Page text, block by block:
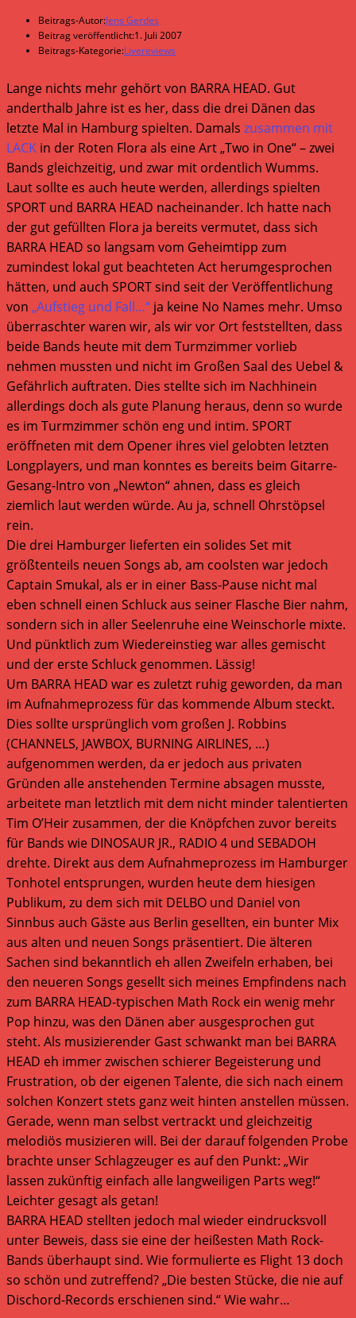
Beitrags-Autor:Jens Gerdes
Beitrag veröffentlicht:1. Juli 2007
Beitrags-Kategorie:Livereviews
Lange nichts mehr gehört von BARRA HEAD. Gut
anderthalb Jahre ist es her, dass die drei Dänen das
letzte Mal in Hamburg spielten. Damals zusammen mit
LACK in der Roten Flora als eine Art „Two in One“ – zwei
Bands gleichzeitig, und zwar mit ordentlich Wumms.
Laut sollte es auch heute werden, allerdings spielten
SPORT und BARRA HEAD nacheinander. Ich hatte nach
der gut gefüllten Flora ja bereits vermutet, dass sich
BARRA HEAD so langsam vom Geheimtipp zum
zumindest lokal gut beachteten Act herumgesprochen
hätten, und auch SPORT sind seit der Veröffentlichung
von „Aufstieg und Fall…“ ja keine No Names mehr. Umso
überraschter waren wir, als wir vor Ort feststellten, dass
beide Bands heute mit dem Turmzimmer vorlieb
nehmen mussten und nicht im Großen Saal des Uebel &
Gefährlich auftraten. Dies stellte sich im Nachhinein
allerdings doch als gute Planung heraus, denn so wurde
es im Turmzimmer schön eng und intim. SPORT
eröffneten mit dem Opener ihres viel gelobten letzten
Longplayers, und man konntes es bereits beim Gitarre-
Gesang-Intro von „Newton“ ahnen, dass es gleich
ziemlich laut werden würde. Au ja, schnell Ohrstöpsel
rein.
Die drei Hamburger lieferten ein solides Set mit
größtenteils neuen Songs ab, am coolsten war jedoch
Captain Smukal, als er in einer Bass-Pause nicht mal
eben schnell einen Schluck aus seiner Flasche Bier nahm,
sondern sich in aller Seelenruhe eine Weinschorle mixte.
Und pünktlich zum Wiedereinstieg war alles gemischt
und der erste Schluck genommen. Lässig!
Um BARRA HEAD war es zuletzt ruhig geworden, da man
im Aufnahmeprozess für das kommende Album steckt.
Dies sollte ursprünglich vom großen J. Robbins
(CHANNELS, JAWBOX, BURNING AIRLINES, …)
aufgenommen werden, da er jedoch aus privaten
Gründen alle anstehenden Termine absagen musste,
arbeitete man letztlich mit dem nicht minder talentierten
Tim O’Heir zusammen, der die Knöpfchen zuvor bereits
für Bands wie DINOSAUR JR., RADIO 4 und SEBADOH
drehte. Direkt aus dem Aufnahmeprozess im Hamburger
Tonhotel entsprungen, wurden heute dem hiesigen
Publikum, zu dem sich mit DELBO und Daniel von
Sinnbus auch Gäste aus Berlin gesellten, ein bunter Mix
aus alten und neuen Songs präsentiert. Die älteren
Sachen sind bekanntlich eh allen Zweifeln erhaben, bei
den neueren Songs gesellt sich meines Empfindens nach
zum BARRA HEAD-typischen Math Rock ein wenig mehr
Pop hinzu, was den Dänen aber ausgesprochen gut
steht. Als musizierender Gast schwankt man bei BARRA
HEAD eh immer zwischen schierer Begeisterung und
Frustration, ob der eigenen Talente, die sich nach einem
solchen Konzert stets ganz weit hinten anstellen müssen.
Gerade, wenn man selbst vertrackt und gleichzeitig
melodiös musizieren will. Bei der darauf folgenden Probe
brachte unser Schlagzeuger es auf den Punkt: „Wir
lassen zukünftig einfach alle langweiligen Parts weg!“
Leichter gesagt als getan!
BARRA HEAD stellten jedoch mal wieder eindrucksvoll
unter Beweis, dass sie eine der heißesten Math Rock-
Bands überhaupt sind. Wie formulierte es Flight 13 doch
so schön und zutreffend? „Die besten Stücke, die nie auf
Dischord-Records erschienen sind.“ Wie wahr…